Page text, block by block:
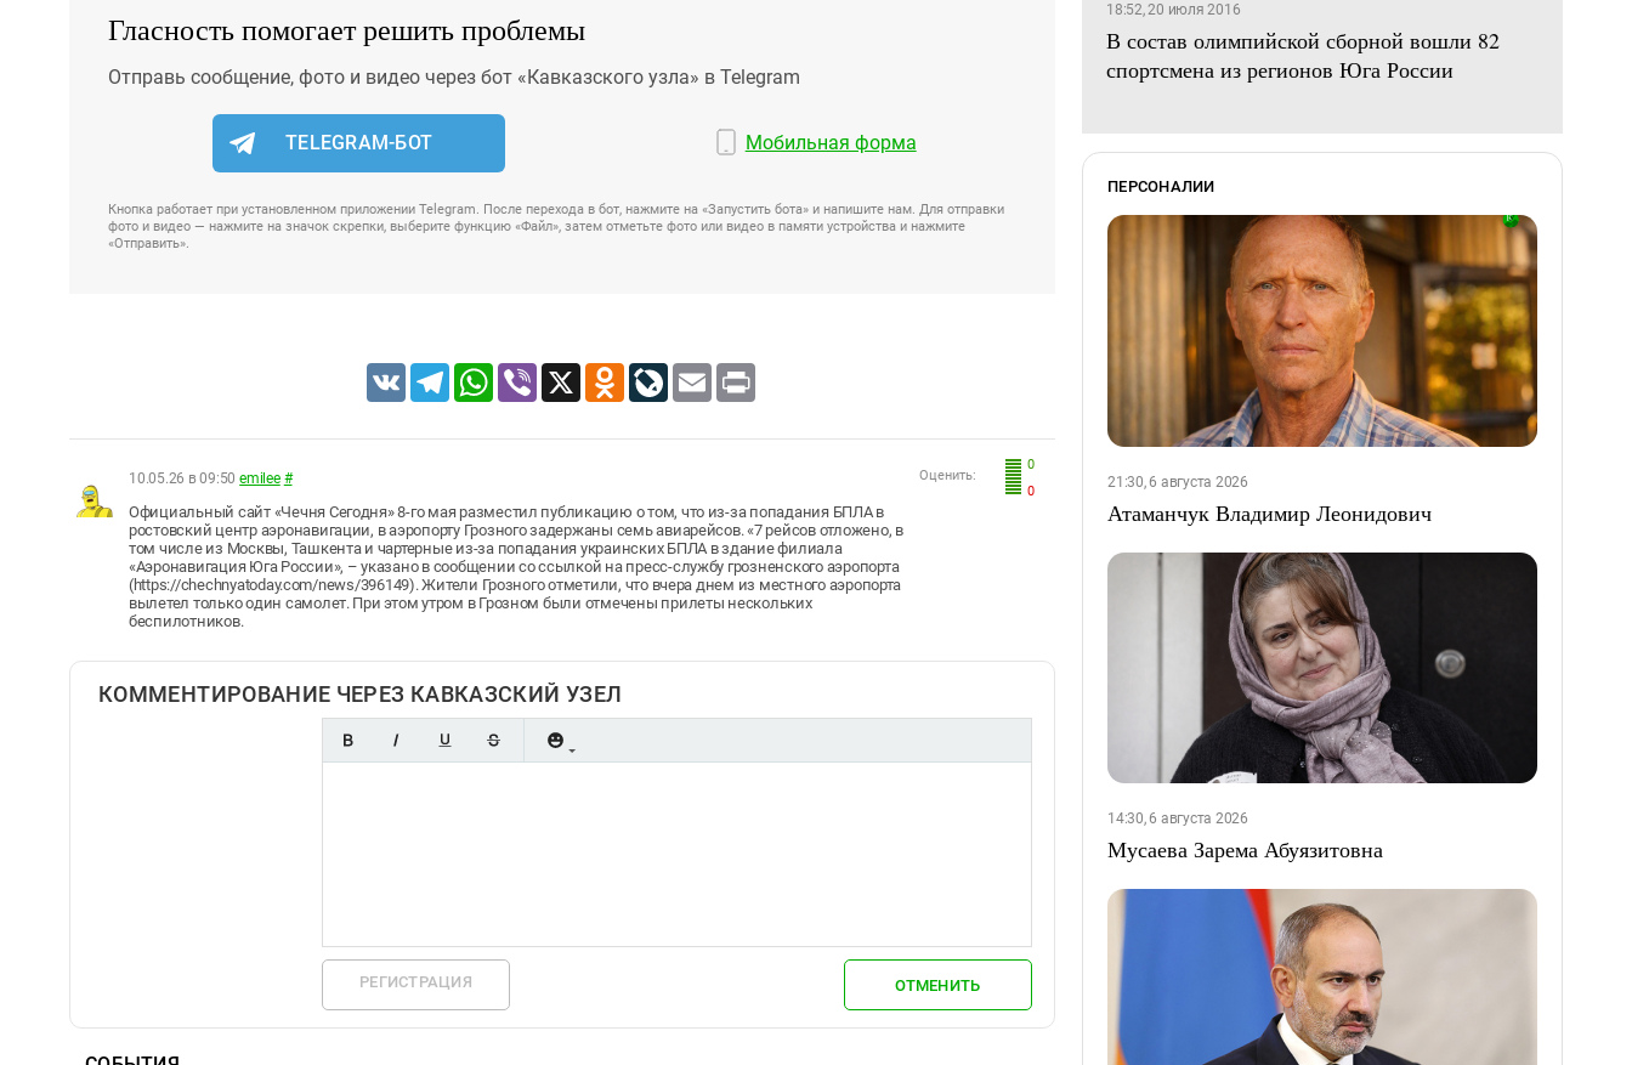
Гласность помогает решить проблемы
Отправь сообщение, фото и видео через бот «Кавказского узла» в Telegram
TELEGRAM-БОТ Мобильная форма
Кнопка работает при установленном приложении Telegram. После перехода в бот, нажмите на «Запустить бота» и напишите нам. Для отправки
фото и видео — нажмите на значок скрепки, выберите функцию «Файл», затем отметьте фото или видео в памяти устройства и нажмите
«Отправить».
VK TelegramWhatsApp
Viber X Odnoklassniki
LiveJournal
Email
0
0
Оценить:
10.05.26 в 09:50 emilee #
Официальный сайт «Чечня Сегодня» 8-го мая разместил публикацию о том, что из-за попадания БПЛА в
ростовский центр аэронавигации, в аэропорту Грозного задержаны семь авиарейсов. «7 рейсов отложено, в
том числе из Москвы, Ташкента и чартерные из-за попадания украинских БПЛА в здание филиала
«Аэронавигация Юга России», – указано в сообщении со ссылкой на пресс-службу грозненского аэропорта
(https://chechnyatoday.com/news/396149). Жители Грозного отметили, что вчера днем из местного аэропорта
вылетел только один самолет. При этом утром в Грозном были отмечены прилеты нескольких
беспилотников.
КОММЕНТИРОВАНИЕ ЧЕРЕЗ КАВКАЗСКИЙ УЗЕЛ
РЕГИСТРАЦИЯ ОТМЕНИТЬ
18:52, 20 июля 2016
В состав олимпийской сборной вошли 82
спортсмена из регионов Юга России
ПЕРСОНАЛИИ
21:30, 6 августа 2026
Атаманчук Владимир Леонидович
14:30, 6 августа 2026
Мусаева Зарема Абуязитовна